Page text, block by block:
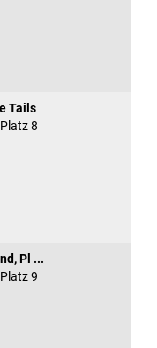
Tails
8
Pl ...
9